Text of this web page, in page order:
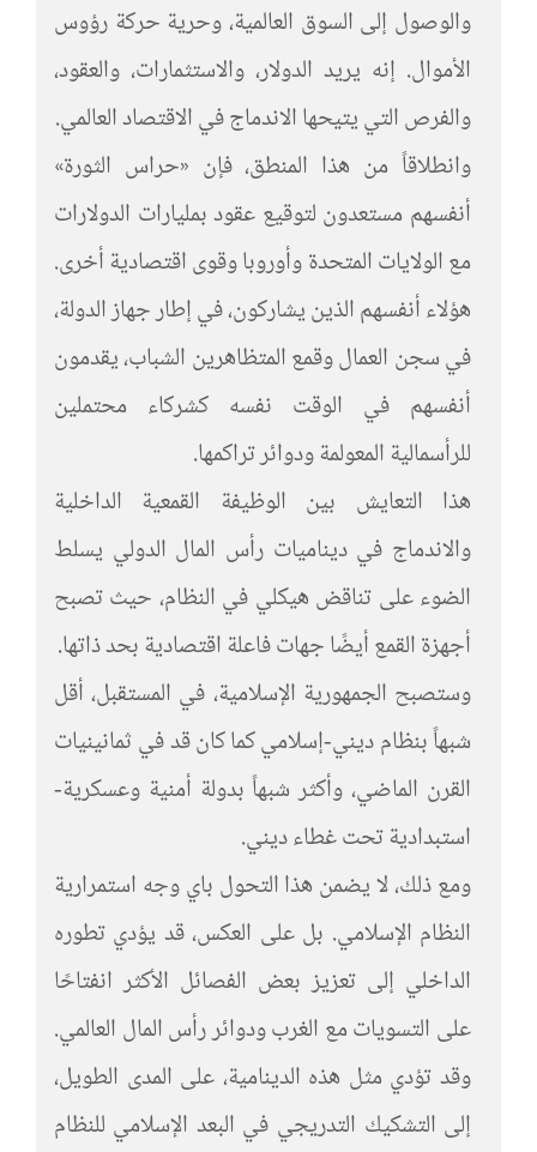
والوصول إلى السوق العالمية، وحرية حركة رؤوس
الأموال. إنه يريد الدولار، والاستثمارات، والعقود،
والفرص التي يتيحها الاندماج في الاقتصاد العالمي.
وانطلاقاً من هذا المنطق، فإن «حراس الثورة»
أنفسهم مستعدون لتوقيع عقود بمليارات الدولارات
مع الولايات المتحدة وأوروبا وقوى اقتصادية أخرى.
هؤلاء أنفسهم الذين يشاركون، في إطار جهاز الدولة،
في سجن العمال وقمع المتظاهرين الشباب، يقدمون
أنفسهم في الوقت نفسه كشركاء محتملين
للرأسمالية المعولمة ودوائر تراكمها.
هذا التعايش بين الوظيفة القمعية الداخلية
والاندماج في ديناميات رأس المال الدولي يسلط
الضوء على تناقض هيكلي في النظام، حيث تصبح
أجهزة القمع أيضًا جهات فاعلة اقتصادية بحد ذاتها.
وستصبح الجمهورية الإسلامية، في المستقبل، أقل
شبهاً بنظام ديني-إسلامي كما كان قد في ثمانينيات
القرن الماضي، وأكثر شبهاً بدولة أمنية وعسكرية-
استبدادية تحت غطاء ديني.
ومع ذلك، لا يضمن هذا التحول باي وجه استمرارية
النظام الإسلامي. بل على العكس، قد يؤدي تطوره
الداخلي إلى تعزيز بعض الفصائل الأكثر انفتاحًا
على التسويات مع الغرب ودوائر رأس المال العالمي.
وقد تؤدي مثل هذه الدينامية، على المدى الطويل،
إلى التشكيك التدريجي في البعد الإسلامي للنظام